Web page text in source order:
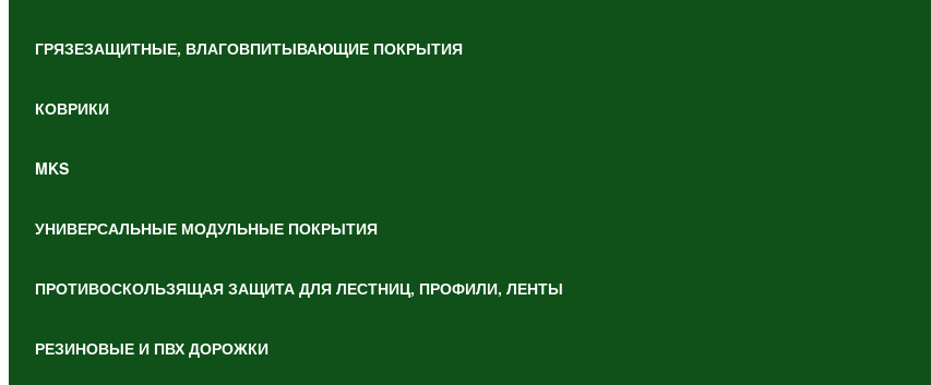
ГРЯЗЕЗАЩИТНЫЕ, ВЛАГОВПИТЫВАЮЩИЕ ПОКРЫТИЯ
КОВРИКИ
MKS
УНИВЕРСАЛЬНЫЕ МОДУЛЬНЫЕ ПОКРЫТИЯ
ПРОТИВОСКОЛЬЗЯЩАЯ ЗАЩИТА ДЛЯ ЛЕСТНИЦ, ПРОФИЛИ, ЛЕНТЫ
РЕЗИНОВЫЕ И ПВХ ДОРОЖКИ